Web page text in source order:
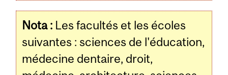
Nota : Les facultés et les écoles
suivantes : sciences de l'éducation,
médecine dentaire, droit,